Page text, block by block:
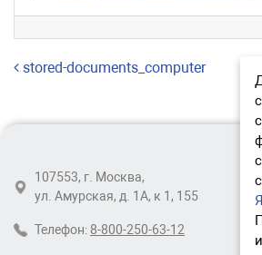
Навигация по
stored-documents_computer
107553, г. Москва,
ул. Амурская, д. 1А, к 1, 155
Телефон: 8-800-250-63-12